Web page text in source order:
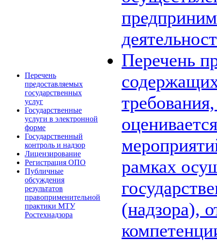
Перечень
предоставляемых
государственных
услуг
Государственные
услуги в электронной
форме
Государственный
контроль и надзор
Лицензирование
Регистрация ОПО
Публичные
обсуждения
результатов
правоприменительной
практики МТУ
Ростехнадзора
Перечень
рамках
(надзора),